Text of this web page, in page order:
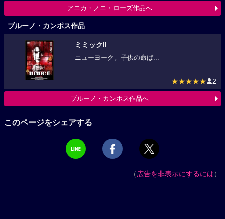
アニカ・ノニ・ローズ作品へ
ブルーノ・カンポス作品
ミミックII
ニューヨーク。子供の命ば...
★★★★★ 2
ブルーノ・カンポス作品へ
このページをシェアする
（広告を非表示にするには）